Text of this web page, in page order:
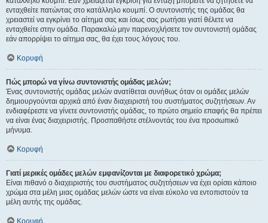
ενταχθείτε πατώντας στο κατάλληλο κουμπί. Ο συντονιστής της ομάδας θα
χρειαστεί να εγκρίνει το αίτημα σας και ίσως σας ρωτήσει γιατί θέλετε να
ενταχθείτε στην ομάδα. Παρακαλώ μην παρενοχλήσετε τον συντονιστή ομάδας
εάν απορρίψει το αίτημα σας, θα έχει τους λόγους του.
Κορυφή
Πώς μπορώ να γίνω συντονιστής ομάδας μελών;
Ένας συντονιστής ομάδας μελών ανατίθεται συνήθως όταν οι ομάδες μελών
δημιουργούνται αρχικά από έναν διαχειριστή του συστήματος συζητήσεων. Αν
ενδιαφέρεστε να γίνετε συντονιστής ομάδας, το πρώτο σημείο επαφής θα πρέπει
να είναι ένας διαχειριστής. Προσπαθήστε στέλνοντάς του ένα προσωπικό
μήνυμα.
Κορυφή
Γιατί μερικές ομάδες μελών εμφανίζονται με διαφορετικό χρώμα;
Είναι πιθανό ο διαχειριστής του συστήματος συζητήσεων να έχει ορίσει κάποιο
χρώμα στα μέλη μιας ομάδας μελών ώστε να είναι εύκολο να εντοπιστούν τα
μέλη αυτής της ομάδας.
Κορυφή